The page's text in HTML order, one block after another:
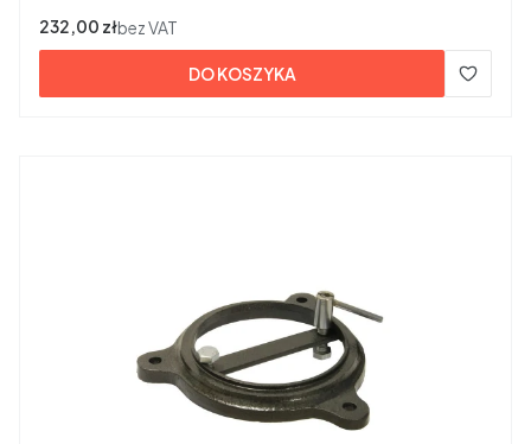
Cena
232,00 złbez VAT
DO KOSZYKA